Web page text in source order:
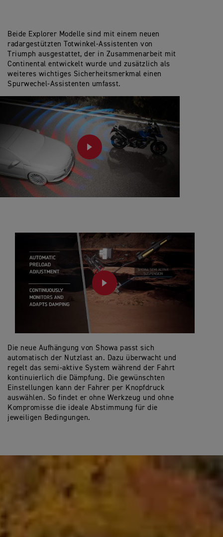
Beide Explorer Modelle sind mit einem neuen
radargestützten Totwinkel-Assistenten von
Triumph ausgestattet, der in Zusammenarbeit mit
Continental entwickelt wurde und zusätzlich als
weiteres wichtiges Sicherheitsmerkmal einen
Spurwechel-Assistenten umfasst.
PLAY
Die neue Aufhängung von Showa passt sich
automatisch der Nutzlast an. Dazu überwacht und
regelt das semi-aktive System während der Fahrt
kontinuierlich die Dämpfung. Die gewünschten
Einstellungen kann der Fahrer per Knopfdruck
auswählen. So findet er ohne Werkzeug und ohne
Kompromisse die ideale Abstimmung für die
jeweiligen Bedingungen.
PLAY